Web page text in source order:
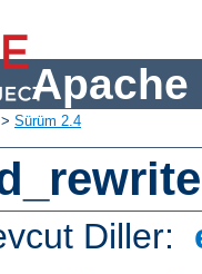
Apache
> Sürüm 2.4
Diller: